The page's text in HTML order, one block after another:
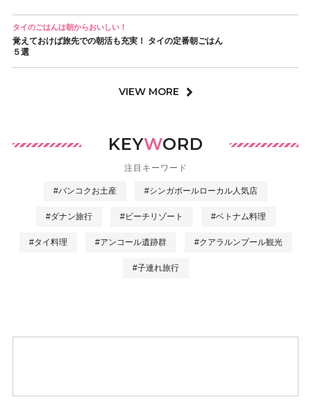
タイのごはんは朝からおいしい！
覚えておけば旅先での朝活も充実！ タイの定番朝ごはん
５選
VIEW MORE
KEYWORD
注目キーワード
#バンコクお土産 #シンガポールローカル人気店
#ダナン旅行 #ビーチリゾート #ベトナム料理
#タイ料理 #アンコール遺跡群 #クアラルンプール観光
#子連れ旅行